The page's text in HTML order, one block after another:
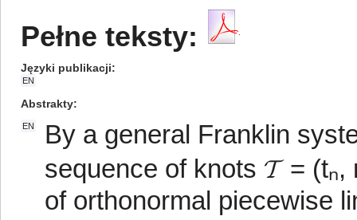
Pełne teksty:
Języki publikacji
EN
Abstrakty
EN
By a general Franklin
sequence of knots 𝓣 =
of orthonormal piecewise